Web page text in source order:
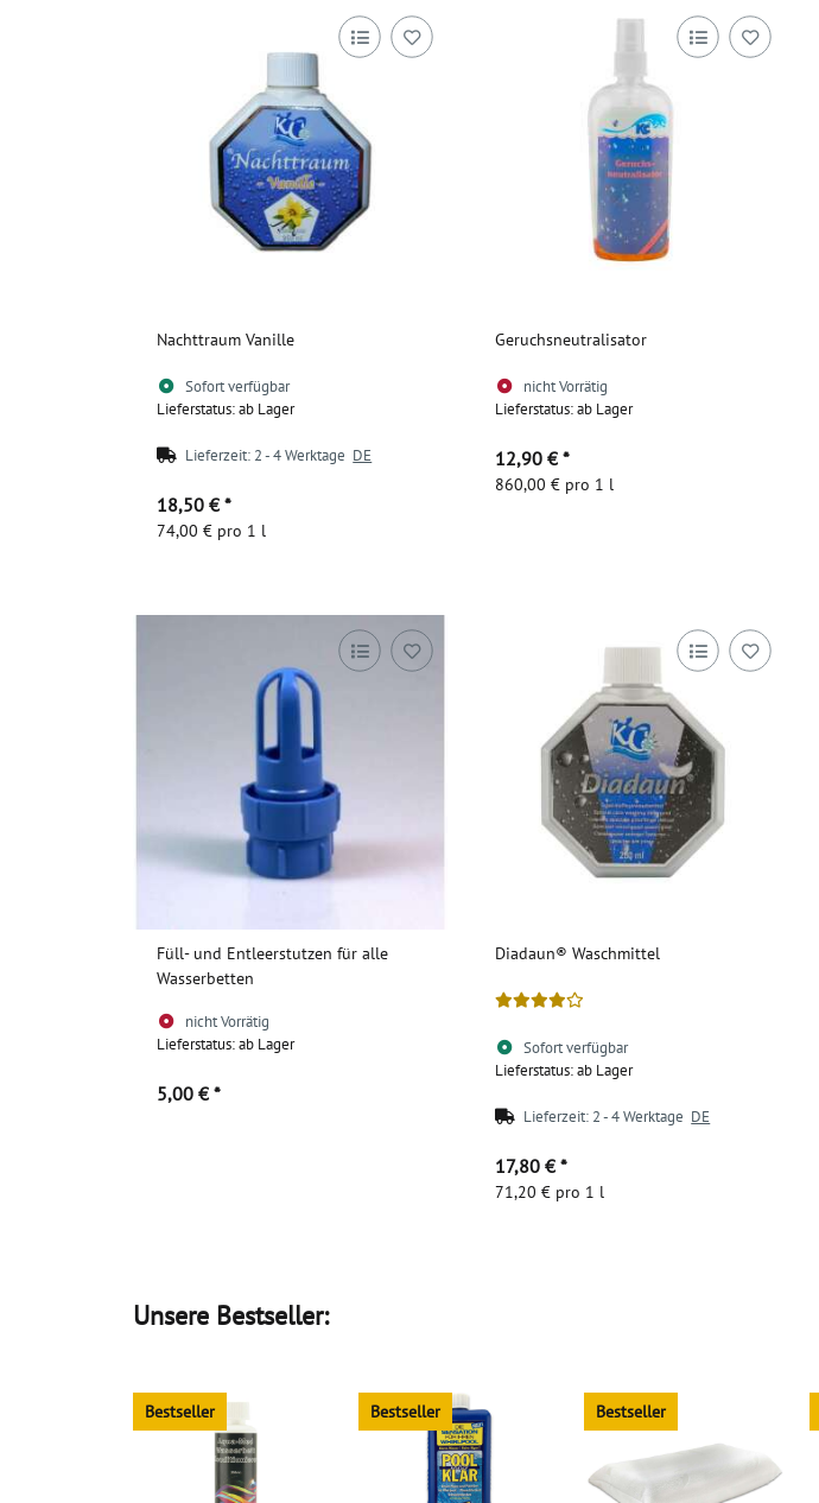
Nachttraum Vanille
Sofort verfügbar
Lieferstatus: ab Lager
Lieferzeit: 2 - 4 Werktage DE
18,50 € *
74,00 € pro 1 l
Geruchsneutralisator
nicht Vorrätig
Lieferstatus: ab Lager
12,90 € *
860,00 € pro 1 l
Füll- und Entleerstutzen für alle
Wasserbetten
nicht Vorrätig
Lieferstatus: ab Lager
5,00 € *
Diadaun® Waschmittel
Sofort verfügbar
Lieferstatus: ab Lager
Lieferzeit: 2 - 4 Werktage DE
17,80 € *
71,20 € pro 1 l
Unsere Bestseller:
Bestseller Bestseller Bestseller